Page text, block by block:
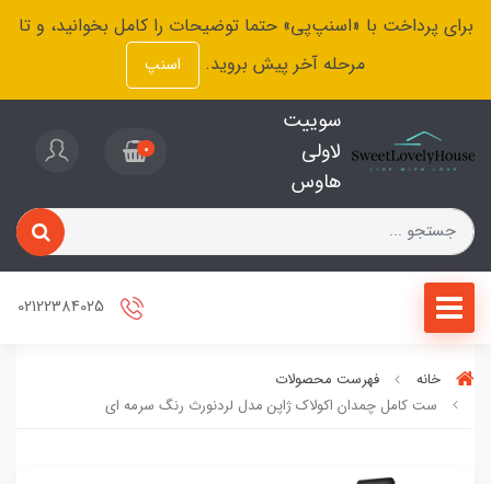
برای پرداخت با «اسنپ‌پی» حتما توضیحات را کامل بخوانید، و تا
مرحله آخر پیش بروید.
اسنپ
سوییت
لاولی
هاوس
0
خانه
فهرست محصولات
ست کامل چمدان اکولاک ژاپن مدل لردنورث رنگ سرمه ای